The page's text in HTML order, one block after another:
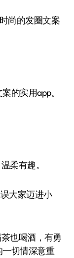
尚的发圈文案
的实用app。
柔有趣。
大家迈进小
也喝酒，有勇
切情深意重